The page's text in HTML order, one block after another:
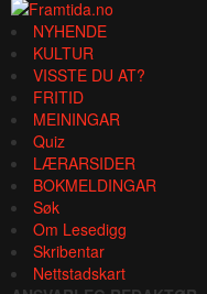
NYHENDE
KULTUR
VISSTE DU AT?
FRITID
MEININGAR
Quiz
LÆRARSIDER
BOKMELDINGAR
Søk
Om Lesedigg
Skribentar
Nettstadskart